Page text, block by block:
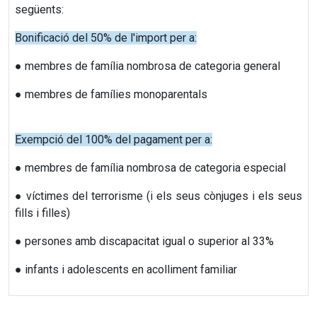
següents:
Bonificació del 50% de l'import per a:
● membres de família nombrosa de categoria general
● membres de famílies monoparentals
Exempció del 100% del pagament per a:
● membres de família nombrosa de categoria especial
● víctimes del terrorisme (i els seus cònjuges i els seus
fills i filles)
● persones amb discapacitat igual o superior al 33%
● infants i adolescents en acolliment familiar